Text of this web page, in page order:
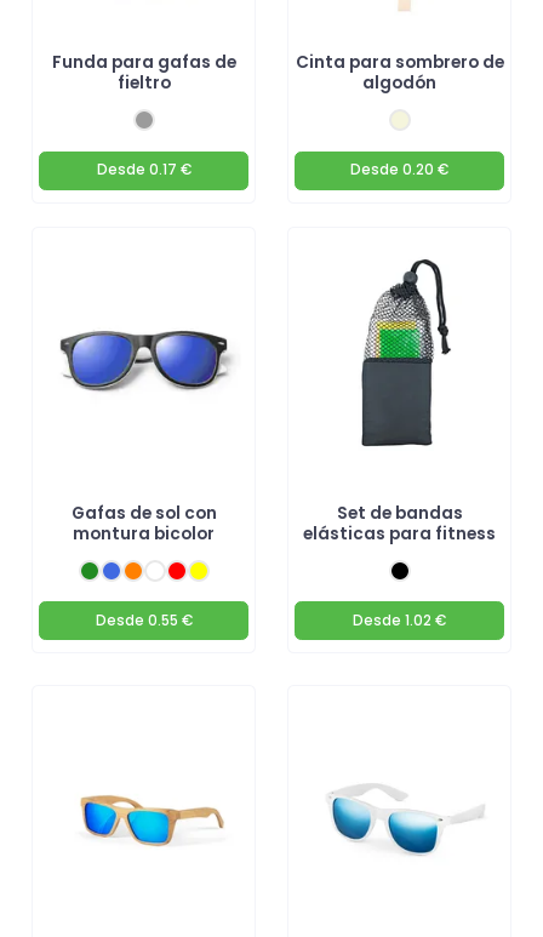
Funda para gafas de
fieltro
Desde 0.17 €
Cinta para sombrero de
algodón
Desde 0.20 €
Gafas de sol con
montura bicolor
Desde 0.55 €
Set de bandas
elásticas para fitness
Desde 1.02 €